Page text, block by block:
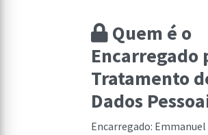
Quem é o
Encarregado
Tratamento
Dados
Encarregado: Emmanuel